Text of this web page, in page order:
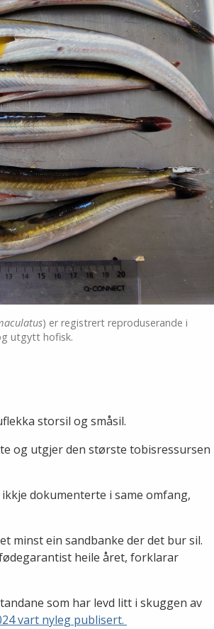
) er registrert reproduserande i
utgytt hofisk.
storsil og småsil.
og utgjer den største tobisressursen
dokumenterte i same omfang,
minst ein sandbanke der det bur sil.
heile året, forklarar
som har levd litt i skuggen av
vart nyleg publisert.